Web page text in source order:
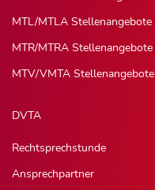
MTL/MTLA Stellenangebote
MTR/MTRA Stellenangebote
MTV/VMTA Stellenangebote
DVTA
Rechtsprechstunde
Ansprechpartner